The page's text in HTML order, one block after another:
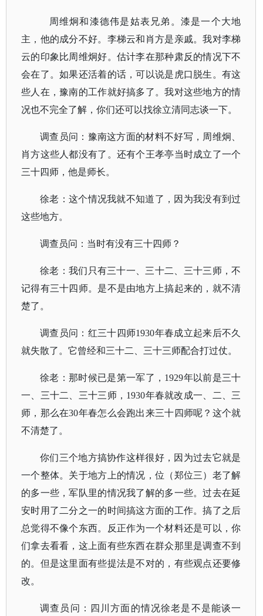
周维炯和漆德伟是姑表兄弟。漆是一个大地
主，他的成分不好。李梯云和肖方是亲戚。我对李梯
云的印象比周维炯好。估计李在那种肃反的情况下不
会在了。如果还活着的话，可以说是虎口脱生。有这
些人在，豫南的工作就好搞多了。我对这些地方的情
况也不完全了解，你们还可以找徐立清同志谈一下。
调查员问：豫南这方面的材料不好写，周维炯、
肖方这些人都没有了。还有个王孝亭当时成立了一个
三十四师，他是师长。
徐老：这个情况我就不知道了，因为我没有到过
这些地方。
调查员问：当时有没有三十四师？
徐老：我们只有三十一、三十二、三十三师，不
记得有三十四师。是不是由地方上搞起来的，就不清
楚了。
调查员问：红三十四师1930年春成立起来后不久
就失散了。它曾经和三十二、三十三师配合打过仗。
徐老：那时候已是第一军了，1929年以前是三十
一、三十二、三十三师，1930年春就改成一、二、三
师，那么在30年春怎么会跑出来三十四师呢？这个就
不清楚了。
你们三个地方搞协作这样很好，因为过去它就是
一个整体。关于地方上的情况，位（郑位三）老了解
的多一些，军队里的情况我了解的多一些。过去在延
安时用了二分之一的时间搞这方面的工作。搞了之后
总觉得不像个东西。反正作为一个材料还是可以，你
们拿去看看，这上面有些东西在群众那里是调查不到
的。但是这里面有些提法是不对的，有些观点还要修
改。
调查员问：四川方面的情况徐老是不是能谈一